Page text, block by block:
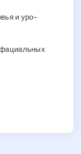
и уро-